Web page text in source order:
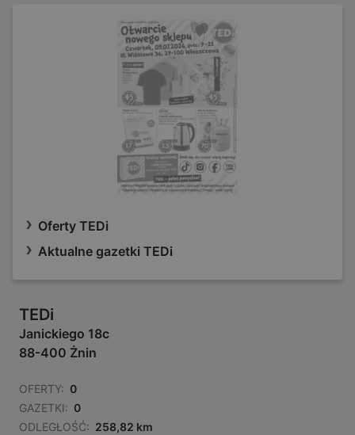
Oferty TEDi
Aktualne gazetki TEDi
TEDi
Janickiego 18c
88-400 Żnin
OFERTY: 0
GAZETKI: 0
ODLEGŁOŚĆ: 258,82 km